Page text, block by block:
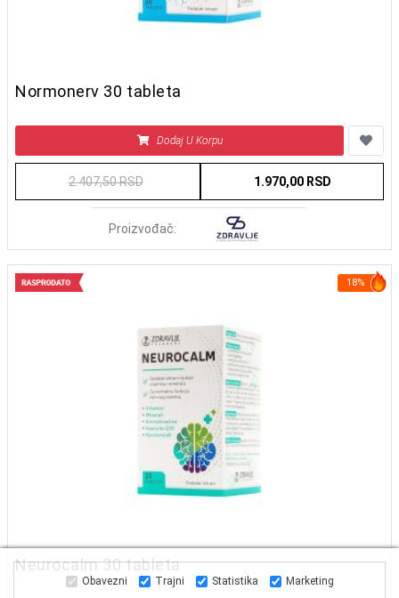
Normonerv 30 tableta
Dodaj U Korpu
2.407,50 RSD 1.970,00 RSD
Proizvođač:
18%
Neurocalm 30 tableta
Obavezni Trajni Statistika Marketing